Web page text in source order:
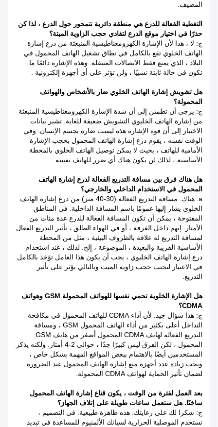
المضيف.
التغطية الفعالة للدرع هي منطقة دائرية تتمحور حول الدرع ، لذا كن
حذرًا في اختيار موقع الدرع لتفادي حجب الزاوية الميتة؟
ج: لا ، هذا لأن الإشارة الكهرومغناطيسية المنبعثة من درع إشارة
الهاتف الخلوي تقع بالكامل في نطاق تشغيل الهاتف المحمول في
البلاد ، الذي يمنع فقط الاتصالات المتنقلة. وهذه الإشارة دائمًا ما
تكون في حالة ثابتة نسبيًا ، ولن تؤثر على أي أجهزة إلكترونية .
هل تشويش إشارة الهاتف الخلوي ضار بالأشخاص والهواتف
المحمولة؟
ج: يرجى أن تطمئن إلى أن شدة الإشارة الكهرومغناطيسية المنبعثة
من إشارة الهاتف الخليوي التشويش ضعيفة للغاية. تشير بيانات
الاختبار إلى أن قوة الإشارة هذه ليست ضارة بجسم الإنسان. وفي
الوقت نفسه ، يقوم درع إشارة الهاتف المحمول بحجب الإشارة
الأمامية للهاتف ، بحيث لا يمكن توصيل الهاتف الخلوي بالمحطة
الأساسية ، لذلك لن يكون هناك أي ضرر للهاتف نفسه.
هل هناك فرق بين مسافة التدريع الفعالة لدرع إشارة الهاتف
المحمول في الاستخدام الداخلي والخارجي؟
a: هناك. مسافة التدريع الفعالة (30-40 متر) من درع إشارة الهاتف
الخلوي يشار إليها عمومًا باسم المسافة الداخلية. في المناطق
المفتوحة ، يمكن أن تكون المسافة الفعالة للدرع عدة مئات من
الأمتار. إنهم داخل الغرفة ، أو في الهواء الطلق ، تأثير التدريع الفعال
لمسافة التدريع له علاقة بالظروف البيئية ، مثل من المحطة
الأساسية القريبة والبعيدة ، الموضوعة ، إلخ. لذلك ، عند استخدام
درع إشارة الهاتف الخليوي ، يجب أن يكون هذا العامل تؤخذ بالكامل
في الاعتبار لتجنب حجب زاوية الميت وبالتالي تؤثر على تأثير
التدريع.
هل الإشارة الخلوية تحمي نفسها للهواتف المحمولة GSM وهواتف
CDMA؟
ج: هذا سؤال جيد. لأن أداء CDMA للهاتف المحمول في مكافحة
التداخل أعلى بكثير من أداء الهاتف المحمول GSM ، ومسافة
التدريع الفعالة لهاتف CDMA المحمول أصغر من هاتف GSM
المحمول ، لكن الفرق ليس كبيرًا جدًا ، حوالي 2-4 أمتار. ولكنه يذكر
المستخدمين أيضًا بالاهتمام ببعض المواقع المهمة بشكل خاص ،
ويجب زيادة عدد أجهزة منع إشارة الهاتف المحمول عند الضرورة
لضمان تأثير الحماية لهواتف CDMA المحمولة.
بعد العمل لفترة من الوقت ، يكون قناع إشارة الهاتف المحمول
ساخنًا. هل ستعمل ساعات طويلة على إتلاف الجهاز؟
ج: شكرا لك على رعايتك. هذه ظاهرة طبيعية. في التصميم ،
نستخدم الموصلية الحرارية لسبائك الألمنيوم للمساعدة في تبديد